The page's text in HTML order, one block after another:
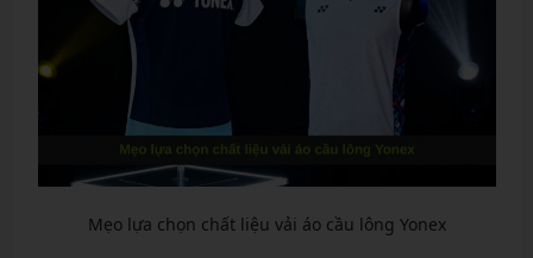
Mẹo lựa chọn chất liệu vải áo cầu lông Yonex